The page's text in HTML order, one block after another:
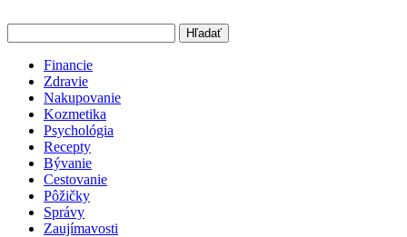
Hľadať
Financie
Zdravie
Nakupovanie
Kozmetika
Psychológia
Recepty
Bývanie
Cestovanie
Pôžičky
Správy
Zaujímavosti